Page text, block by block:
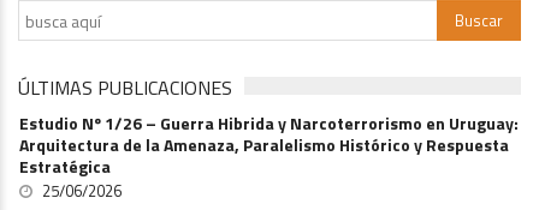
ÚLTIMAS PUBLICACIONES
Estudio Nº 1/26 – Guerra Hibrida y Narcoterrorismo en Uruguay:
Arquitectura de la Amenaza, Paralelismo Histórico y Respuesta
Estratégica
25/06/2026